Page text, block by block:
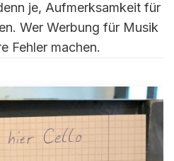
je, Aufmerksamkeit für
Wer Werbung für Musik
Fehler machen.